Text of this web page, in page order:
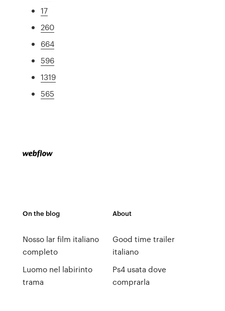
17
260
664
596
1319
565
On the blog
Nosso lar film italiano
completo
Luomo nel labirinto
trama
About
Good time trailer
italiano
Ps4 usata dove
comprarla